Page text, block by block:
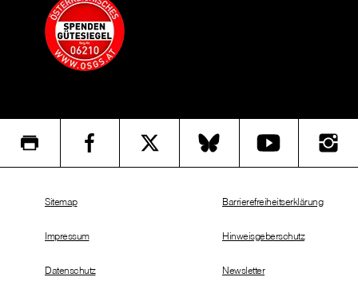
Sitemap
Impressum
Datenschutz
Barrierefreiheitserklärung
Hinweisgeberschutz
Newsletter